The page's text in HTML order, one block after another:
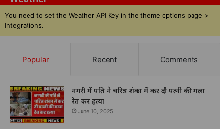
You need to set the Weather API Key in the theme options page >
Integrations.
Popular Recent Comments
नगरी में पति ने चरित्र शंका में कर दी पत्नी की गला
रेत कर हत्या
June 10, 2025